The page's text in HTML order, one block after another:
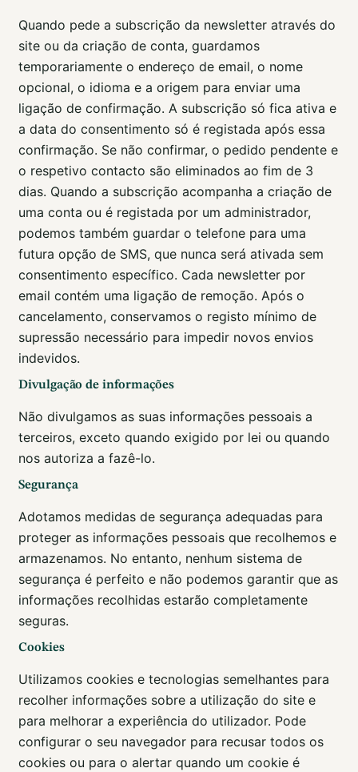
Quando pede a subscrição da newsletter através do
site ou da criação de conta, guardamos
temporariamente o endereço de email, o nome
opcional, o idioma e a origem para enviar uma
ligação de confirmação. A subscrição só fica ativa e
a data do consentimento só é registada após essa
confirmação. Se não confirmar, o pedido pendente e
o respetivo contacto são eliminados ao fim de 3
dias. Quando a subscrição acompanha a criação de
uma conta ou é registada por um administrador,
podemos também guardar o telefone para uma
futura opção de SMS, que nunca será ativada sem
consentimento específico. Cada newsletter por
email contém uma ligação de remoção. Após o
cancelamento, conservamos o registo mínimo de
supressão necessário para impedir novos envios
indevidos.
Divulgação de informações
Não divulgamos as suas informações pessoais a
terceiros, exceto quando exigido por lei ou quando
nos autoriza a fazê-lo.
Segurança
Adotamos medidas de segurança adequadas para
proteger as informações pessoais que recolhemos e
armazenamos. No entanto, nenhum sistema de
segurança é perfeito e não podemos garantir que as
informações recolhidas estarão completamente
seguras.
Cookies
Utilizamos cookies e tecnologias semelhantes para
recolher informações sobre a utilização do site e
para melhorar a experiência do utilizador. Pode
configurar o seu navegador para recusar todos os
cookies ou para o alertar quando um cookie é